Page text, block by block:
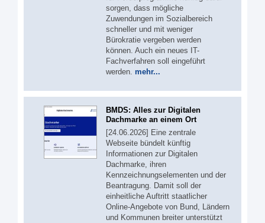
sorgen, dass mögliche
Zuwendungen im Sozialbereich
schneller und mit weniger
Bürokratie vergeben werden
können. Auch ein neues IT-
Fachverfahren soll eingeführt
werden. mehr...
BMDS: Alles zur Digitalen
Dachmarke an einem Ort
[24.06.2026] Eine zentrale
Webseite bündelt künftig
Informationen zur Digitalen
Dachmarke, ihren
Kennzeichnungselementen und der
Beantragung. Damit soll der
einheitliche Auftritt staatlicher
Online-Angebote von Bund, Ländern
und Kommunen breiter unterstützt